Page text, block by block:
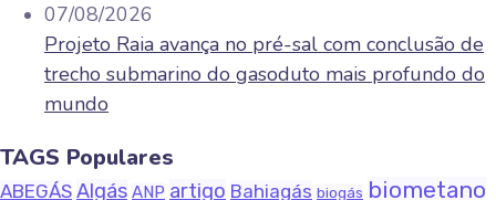
07/08/2026
Projeto Raia avança no pré-sal com conclusão de
trecho submarino do gasoduto mais profundo do
mundo
TAGS Populares
ABEGÁS Algás ANP artigo Bahiagás biogás biometano